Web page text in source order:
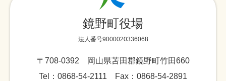
鏡野町役場
法人番号9000020336068
〒708-0392 岡山県苫田郡鏡野町竹田660
Tel：0868-54-2111 Fax：0868-54-2891